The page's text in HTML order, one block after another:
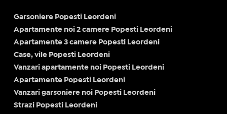
Garsoniere Popesti Leordeni
Apartamente noi 2 camere Popesti Leordeni
Apartamente 3 camere Popesti Leordeni
Case, vile Popesti Leordeni
Vanzari apartamente noi Popesti Leordeni
Apartamente Popesti Leordeni
Vanzari garsoniere noi Popesti Leordeni
Strazi Popesti Leordeni